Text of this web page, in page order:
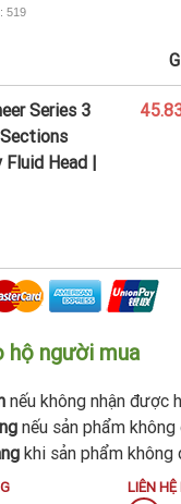
519
Series 3
Fluid Head |
hộ người mua
nếu không nhận được
nếu sản phẩm
khi sản phẩm
LIÊN